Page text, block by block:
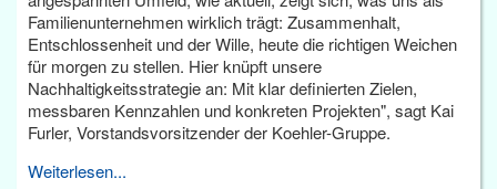
Familienunternehmen wirklich trägt: Zusammenhalt,
Entschlossenheit und der Wille, heute die richtigen Weichen
für morgen zu stellen. Hier knüpft unsere
Nachhaltigkeitsstrategie an: Mit klar definierten Zielen,
messbaren Kennzahlen und konkreten Projekten", sagt Kai
Furler, Vorstandsvorsitzender der Koehler-Gruppe.
Weiterlesen...